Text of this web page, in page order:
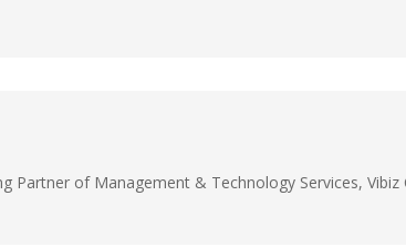
Partner of Management & Technology Services, Vibiz